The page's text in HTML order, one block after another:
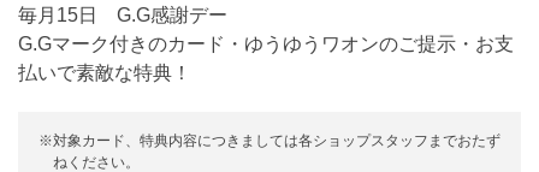
毎月15日 G.G感謝デー
G.Gマーク付きのカード・ゆうゆうワオンのご提示・お支
払いで素敵な特典！
※対象カード、特典内容につきましては各ショップスタッフまでおたず
ねください。